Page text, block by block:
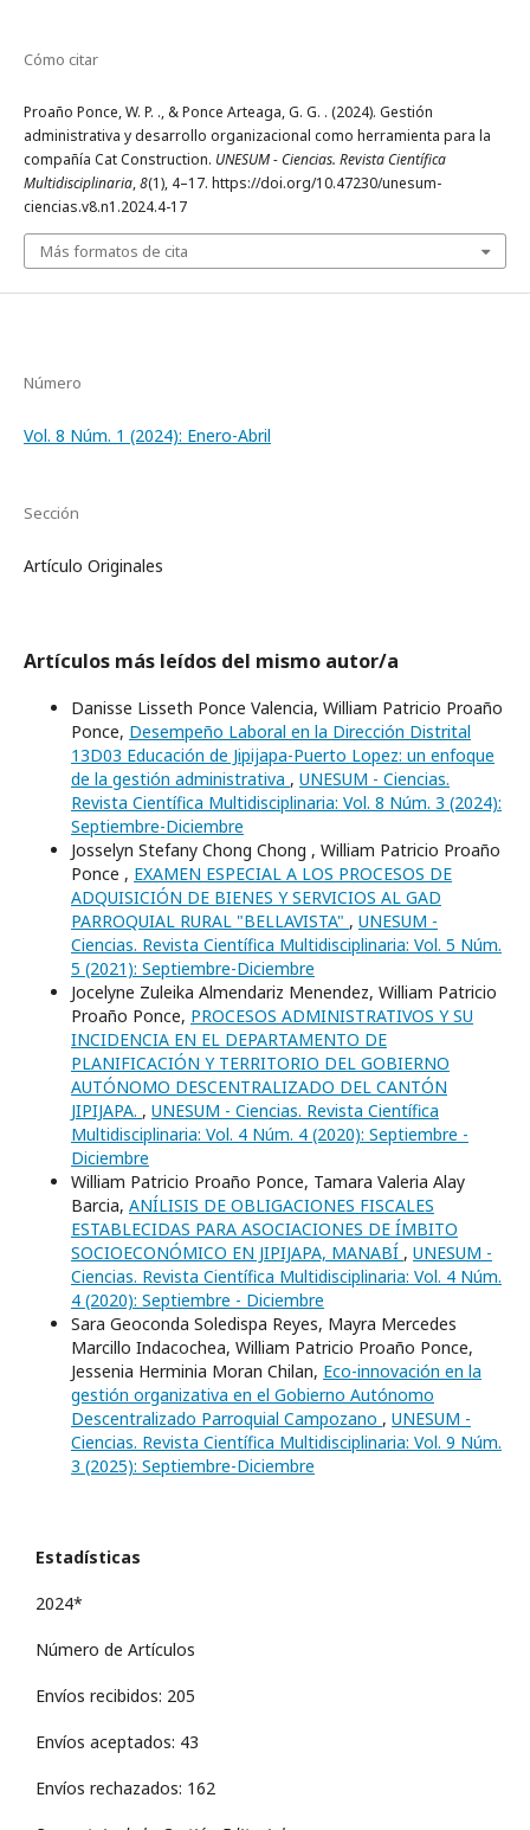
Cómo citar
Proaño Ponce, W. P. ., & Ponce Arteaga, G. G. . (2024). Gestión
administrativa y desarrollo organizacional como herramienta para la
compañía Cat Construction. UNESUM - Ciencias. Revista Científica
Multidisciplinaria,8(1), 4–17. https://doi.org/10.47230/unesum-
ciencias.v8.n1.2024.4-17
Más formatos de cita
Número
Vol. 8 Núm. 1 (2024): Enero-Abril
Sección
Artículo Originales
Artículos más leídos del mismo autor/a
Danisse Lisseth Ponce Valencia, William Patricio Proaño
Ponce, Desempeño Laboral en la Dirección Distrital
13D03 Educación de Jipijapa-Puerto Lopez: un enfoque
de la gestión administrativa , UNESUM - Ciencias.
Revista Científica Multidisciplinaria: Vol. 8 Núm. 3 (2024):
Septiembre-Diciembre
Josselyn Stefany Chong Chong , William Patricio Proaño
Ponce , EXAMEN ESPECIAL A LOS PROCESOS DE
ADQUISICIÓN DE BIENES Y SERVICIOS AL GAD
PARROQUIAL RURAL "BELLAVISTA" , UNESUM -
Ciencias. Revista Científica Multidisciplinaria: Vol. 5 Núm.
5 (2021): Septiembre-Diciembre
Jocelyne Zuleika Almendariz Menendez, William Patricio
Proaño Ponce, PROCESOS ADMINISTRATIVOS Y SU
INCIDENCIA EN EL DEPARTAMENTO DE
PLANIFICACIÓN Y TERRITORIO DEL GOBIERNO
AUTÓNOMO DESCENTRALIZADO DEL CANTÓN
JIPIJAPA. , UNESUM - Ciencias. Revista Científica
Multidisciplinaria: Vol. 4 Núm. 4 (2020): Septiembre -
Diciembre
William Patricio Proaño Ponce, Tamara Valeria Alay
Barcia, ANÍLISIS DE OBLIGACIONES FISCALES
ESTABLECIDAS PARA ASOCIACIONES DE ÍMBITO
SOCIOECONÓMICO EN JIPIJAPA, MANABÍ , UNESUM -
Ciencias. Revista Científica Multidisciplinaria: Vol. 4 Núm.
4 (2020): Septiembre - Diciembre
Sara Geoconda Soledispa Reyes, Mayra Mercedes
Marcillo Indacochea, William Patricio Proaño Ponce,
Jessenia Herminia Moran Chilan, Eco-innovación en la
gestión organizativa en el Gobierno Autónomo
Descentralizado Parroquial Campozano , UNESUM -
Ciencias. Revista Científica Multidisciplinaria: Vol. 9 Núm.
3 (2025): Septiembre-Diciembre
Estadísticas
2024*
Número de Artículos
Envíos recibidos: 205
Envíos aceptados: 43
Envíos rechazados: 162